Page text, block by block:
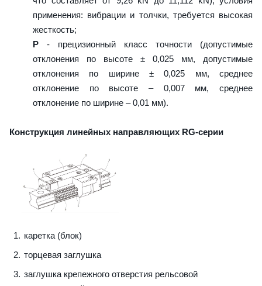
применения: вибрации и толчки, требуется высокая
жесткость;
P - прецизионный класс точности (допустимые
отклонения по высоте ± 0,025 мм, допустимые
отклонения по ширине ± 0,025 мм, среднее
отклонение по высоте – 0,007 мм, среднее
отклонение по ширине – 0,01 мм).
Конструкция линейных направляющих RG-серии
каретка (блок)
торцевая заглушка
заглушка крепежного отверстия рельсовой